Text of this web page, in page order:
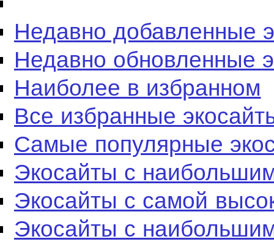
Недавно добавленные
Недавно обновленные
Наиболее в избранном
Все избранные
Самые популярные
Экосайты с
Экосайты с самой
Экосайты с